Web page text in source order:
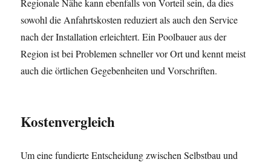
Regionale Nähe kann ebenfalls von Vorteil sein, da dies
sowohl die Anfahrtskosten reduziert als auch den Service
nach der Installation erleichtert. Ein Poolbauer aus der
Region ist bei Problemen schneller vor Ort und kennt meist
auch die örtlichen Gegebenheiten und Vorschriften.
Kostenvergleich
Um eine fundierte Entscheidung zwischen Selbstbau und